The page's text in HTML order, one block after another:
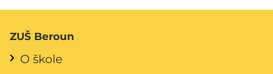
ZUŠ Beroun
O škole